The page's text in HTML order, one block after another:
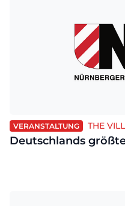
VERANSTALTUNG THE
Deutschlands